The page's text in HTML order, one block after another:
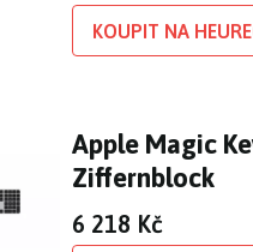
KOUPIT NA
Apple Magic
Ziffernblock
6 218 Kč